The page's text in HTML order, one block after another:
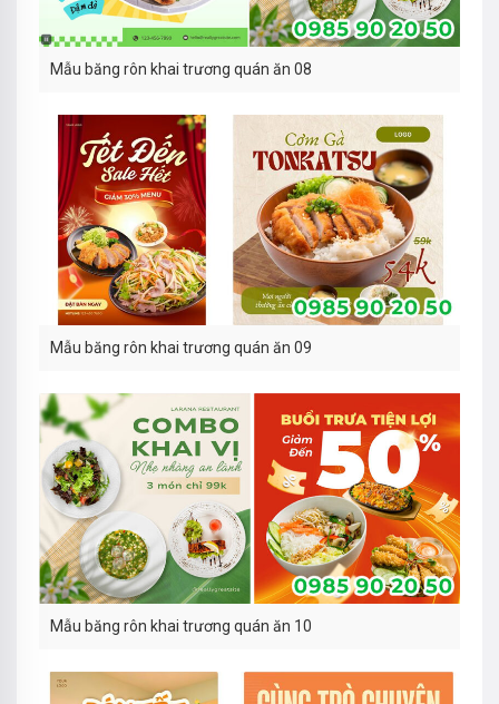
Mẫu băng rôn khai trương quán ăn 08
Mẫu băng rôn khai trương quán ăn 09
Mẫu băng rôn khai trương quán ăn 10